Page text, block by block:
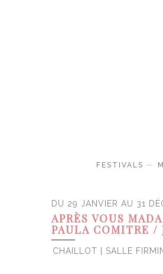
FESTIVALS
DU 29 JANVIER AU 31
APRÈS VOUS
PAULA COMITRE /
CHAILLOT | SALLE